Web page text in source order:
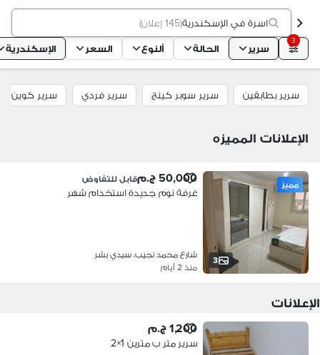
اسرة في الإسكندرية(145 إعلان )
3
سرير الحالة ألنوع السعر الإسكندرية
سرير بطابقين سرير سوبر كينج سرير فردي سرير كوين
الإعلانات المميزه
3
مميز 50,000 ج.م قابل للتفاوض
غرفة نوم جديدة استخدام شهر
شارع محمد نجيب، سيدي بشر
منذ 2 أيام
الإعلانات
1,200 ج.م
سرير متر ب مترين 1×2